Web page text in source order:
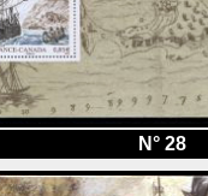
N° 28